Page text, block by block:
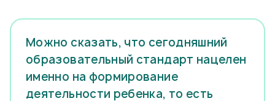
Можно сказать, что сегодняшний
образовательный стандарт нацелен
именно на формирование
деятельности ребенка, то есть